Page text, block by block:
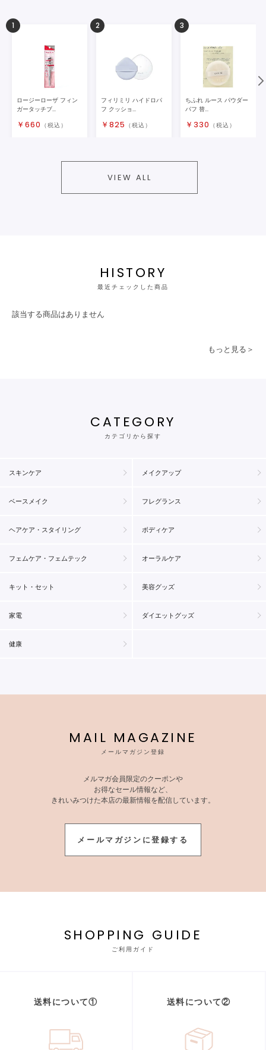
1
ロージーローザ フィン
ガータッチブ...
￥ 660 （税込）
2
フィリミリ ハイドロパ
フ クッショ...
￥ 825 （税込）
3
ちふれ ルース パウダー
パフ 替...
￥ 330 （税込）
VIEW ALL
HISTORY
最近チェックした商品
該当する商品はありません
もっと見る＞
CATEGORY
カテゴリから探す
スキンケア メイクアップ
ベースメイク フレグランス
ヘアケア・スタイリング ボディケア
フェムケア・フェムテック オーラルケア
キット・セット 美容グッズ
家電 ダイエットグッズ
健康
MAIL MAGAZINE
メールマガジン登録
メルマガ会員限定のクーポンや
お得なセール情報など、
きれいみつけた本店の最新情報を配信しています。
メールマガジンに登録する
SHOPPING GUIDE
ご利用ガイド
送料について① 送料について②